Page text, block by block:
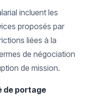
incluent les
proposés par
liées à la
de négociation
de mission.
de portage